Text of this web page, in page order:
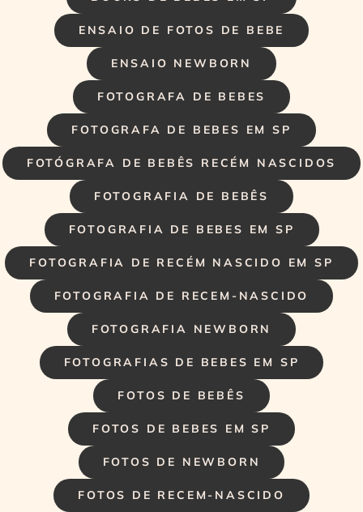
ENSAIO DE FOTOS DE BEBE
ENSAIO NEWBORN
FOTOGRAFA DE BEBES
FOTOGRAFA DE BEBES EM SP
FOTÓGRAFA DE BEBÊS RECÉM NASCIDOS
FOTOGRAFIA DE BEBÊS
FOTOGRAFIA DE BEBES EM SP
FOTOGRAFIA DE RECÉM NASCIDO EM SP
FOTOGRAFIA DE RECEM-NASCIDO
FOTOGRAFIA NEWBORN
FOTOGRAFIAS DE BEBES EM SP
FOTOS DE BEBÊS
FOTOS DE BEBES EM SP
FOTOS DE NEWBORN
FOTOS DE RECEM-NASCIDO